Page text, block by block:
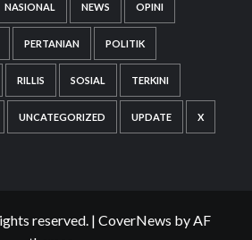
NASIONAL NEWS OPINI
PERTANIAN POLITIK
RILLIS SOSIAL TERKINI
UNCATEGORIZED UPDATE X
reserved. | CoverNews by AF